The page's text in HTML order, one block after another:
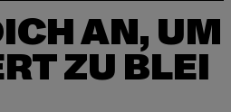
AN, UM
ZU BLEI